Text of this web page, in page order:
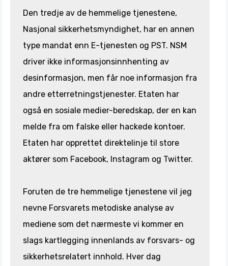
Den tredje av de hemmelige tjenestene,
Nasjonal sikkerhetsmyndighet, har en annen
type mandat enn E-tjenesten og PST. NSM
driver ikke informasjonsinnhenting av
desinformasjon, men får noe informasjon fra
andre etterretningstjenester. Etaten har
også en sosiale medier-beredskap, der en kan
melde fra om falske eller hackede kontoer.
Etaten har opprettet direktelinje til store
aktører som Facebook, Instagram og Twitter.
Foruten de tre hemmelige tjenestene vil jeg
nevne Forsvarets metodiske analyse av
mediene som det nærmeste vi kommer en
slags kartlegging innenlands av forsvars- og
sikkerhetsrelatert innhold. Hver dag